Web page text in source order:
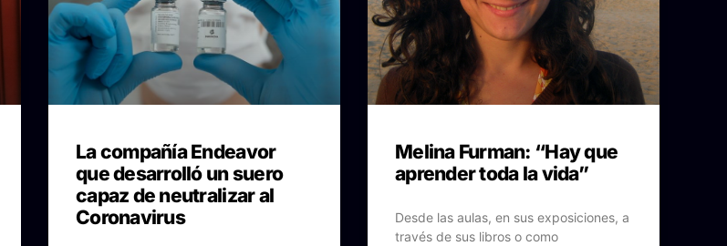
La compañía Endeavor
que desarrolló un suero
capaz de neutralizar al
Coronavirus
Melina Furman: “Hay que
aprender toda la vida”
Desde las aulas, en sus exposiciones, a
través de sus libros o como